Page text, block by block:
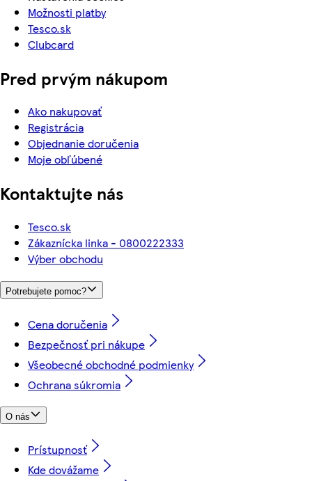
Možnosti platby
Tesco.sk
Clubcard
Pred prvým nákupom
Ako nakupovať
Registrácia
Objednanie doručenia
Moje obľúbené
Kontaktujte nás
Tesco.sk
Zákaznícka linka - 0800222333
Výber obchodu
Potrebujete pomoc?
Cena doručenia
Bezpečnosť pri nákupe
Všeobecné obchodné podmienky
Ochrana súkromia
O nás
Prístupnosť
Kde dovážame